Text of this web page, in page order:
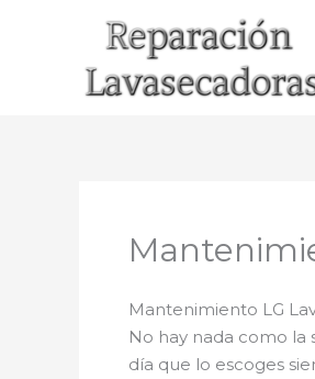
Mantenimiento LG
No hay nada como la
día que lo escoges